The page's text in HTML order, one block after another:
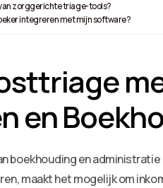
zorggerichte triage-tools?
integreren met mijn software?
en
boekhouding en
maakt het mogelijk om